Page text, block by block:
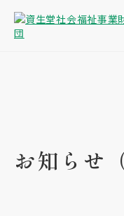
お知らせ